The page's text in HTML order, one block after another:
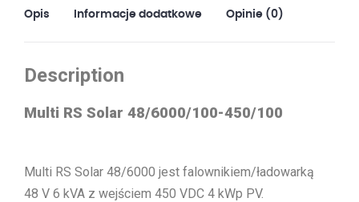
Opis Informacje dodatkowe Opinie (0)
Description
Multi RS Solar 48/6000/100-450/100
Multi RS Solar 48/6000 jest falownikiem/ładowarką
48 V 6 kVA z wejściem 450 VDC 4 kWp PV.